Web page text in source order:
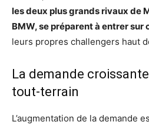
les deux plus grands rivaux de
BMW, se préparent à entrer
leurs propres challengers haut
La demande
tout-terrain
L’augmentation de la demande